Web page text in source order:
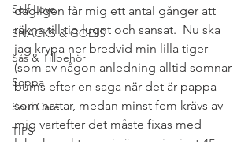
Self Love
SNACKS & GODIS
Sås & Tillbehör
Soppa
Soul Care
TIPS
dagligen får mig ett antal gånger att
räkna till tio lugnt och sansat.  Nu ska
jag krypa ner bredvid min lilla tiger
(som av någon anledning alltid somnar
bums efter en saga när det är pappa
som nattar, medan minst fem krävs av
mig vartefter det måste fixas med